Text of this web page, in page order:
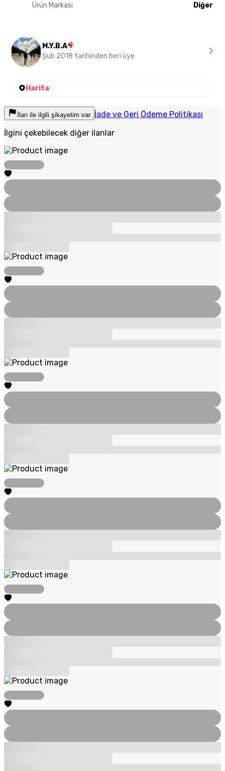
Ürün Markası Diğer
M.Y.B.A
Şub 2018 tarihinden beri üye
Harita
İlan ile ilgili şikayetim var İade ve Geri Ödeme Politikası
İlgini çekebilecek diğer ilanlar